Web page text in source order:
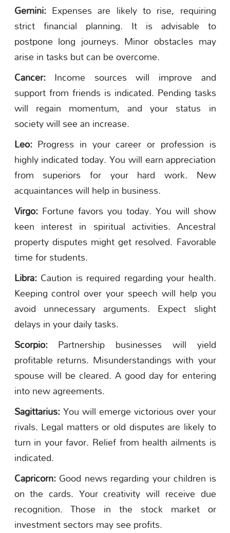
Gemini:Expenses are likely to rise, requiring
strict financial planning. It is advisable to
postpone long journeys. Minor obstacles may
arise in tasks but can be overcome.
Cancer:Income sources will improve and
support from friends is indicated. Pending tasks
will regain momentum, and your status in
society will see an increase.
Leo:Progress in your career or profession is
highly indicated today. You will earn appreciation
from superiors for your hard work. New
acquaintances will help in business.
Virgo:Fortune favors you today. You will show
keen interest in spiritual activities. Ancestral
property disputes might get resolved. Favorable
time for students.
Libra:Caution is required regarding your health.
Keeping control over your speech will help you
avoid unnecessary arguments. Expect slight
delays in your daily tasks.
Scorpio:Partnership businesses will yield
profitable returns. Misunderstandings with your
spouse will be cleared. A good day for entering
into new agreements.
Sagittarius:You will emerge victorious over your
rivals. Legal matters or old disputes are likely to
turn in your favor. Relief from health ailments is
indicated.
Capricorn:Good news regarding your children is
on the cards. Your creativity will receive due
recognition. Those in the stock market or
investment sectors may see profits.